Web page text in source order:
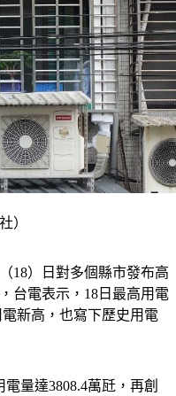
）
18）日對多個縣市發布高
台電表示，18日最高用電
新高，也寫下歷史用電
量達3808.4萬瓩，再創